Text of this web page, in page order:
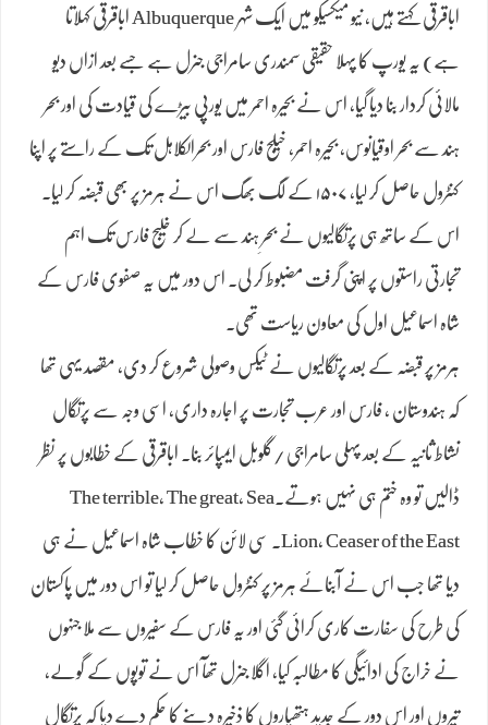
اباقرقی کہتے ہیں، نیو میکسیکو میں ایک شہر Albuquerque اباقرقی کہلاتا
ہے) یہ یورپ کا پہلا حقیقی سمندری سامراجی جنرل ہے جسے بعد ازاں دیو
مالائی کردار بنا دیا گیا، اس نے بحیرہ احمر میں یورپی بیڑے کی قیادت کی اور بحر
ہند سے بحر اوقیانوس، بحیرہ احمر، خیلج فارس اور بحرالکلاہل تک کے راستے پر اپنا
کنٹرول حاصل کر لیا، ۱۵۰۷ کے لگ بھگ اس نے ہرمز پر بھی قبضہ کر لیا۔
اس کے ساتھ ہی پرتگالیوں نے بحرِ ہند سے لے کر خلیج فارس تک اہم
تجارتی راستوں پر اپنی گرفت مضبوط کر لی۔ اس دور میں یہ صفوی فارس کے
شاہ اسماعیل اول کی معاون ریاست تھی۔
ہرمز پر قبضہ کے بعد پرتگالیوں نے ٹیکس وصولی شروع کر دی، مقصد یہی تھا
کہ ہندوستان ، فارس اور عرب تجارت پر اجارہ داری، اسی وجہ سے پرتگال
نشاط ثانیہ کے بعد پہلی سامراجی /گلوبل ایمپائر بنا۔ اباقرقی کے خطابوں پر نظر
ڈالیں تو وہ ختم ہی نہیں ہوتے۔The terrible, The great, Sea
Lion, Ceaser of the East۔ سی لائن کا خطاب شاہ اسماعیل نے ہی
دیا تھا جب اس نے آبنائے ہرمز پر کنٹرول حاصل کر لیا تو اس دور میں پاکستان
کی طرح کی سفارت کاری کرائی گئی اور یہ فارس کے سفیروں سے ملا جنہوں
نے خراج کی ادائیگی کا مطالبہ کیا، اگلا جنرل تھآ اس نے توپوں کے گولے،
تیروں اور اس دور کے جدید ہتھیاروں کا ذخیرہ دینے کا حکم دے دیا کہ پرتگال